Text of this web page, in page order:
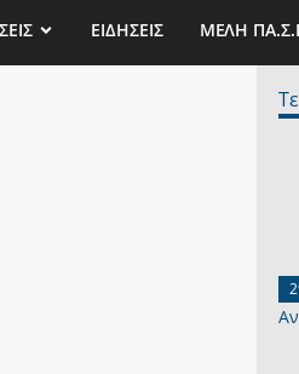
ΕΙΔΗΣΕΙΣ ΜΕΛΗ